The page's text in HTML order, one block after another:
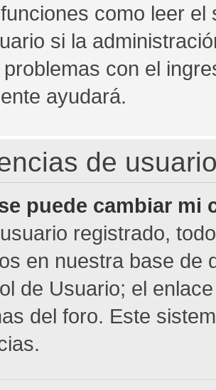
como leer
si la
con el
ayudará.
de
puede cambiar mi
registrado,
en nuestra base de
de Usuario; el
del foro. Este